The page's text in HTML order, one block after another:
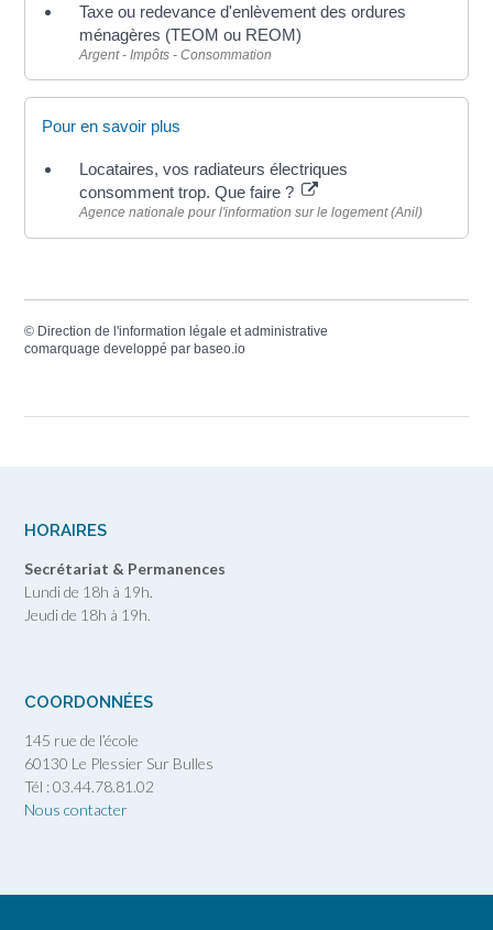
Taxe ou redevance d'enlèvement des ordures
ménagères (TEOM ou REOM)
Argent - Impôts - Consommation
Pour en savoir plus
Locataires, vos radiateurs électriques
consomment trop. Que faire ?
Agence nationale pour l'information sur le logement (Anil)
© Direction de l'information légale et administrative
comarquage developpé par baseo.io
HORAIRES
Secrétariat & Permanences
Lundi de 18h à 19h.
Jeudi de 18h à 19h.
COORDONNÉES
145 rue de l’école
60130 Le Plessier Sur Bulles
Tél : 03.44.78.81.02
Nous contacter